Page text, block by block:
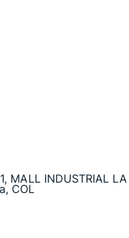
MALL INDUSTRIAL LA
COL